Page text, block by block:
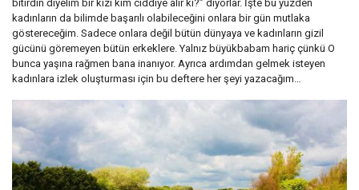
bitirdin diyelim bir kızı kim ciddiye alır ki?” diyorlar. İşte bu yüzden
kadınların da bilimde başarılı olabileceğini onlara bir gün mutlaka
göstereceğim. Sadece onlara değil bütün dünyaya ve kadınların gizil
gücünü göremeyen bütün erkeklere. Yalnız büyükbabam hariç çünkü O
bunca yaşına rağmen bana inanıyor. Ayrıca ardımdan gelmek isteyen
kadınlara izlek oluşturması için bu deftere her şeyi yazacağım…